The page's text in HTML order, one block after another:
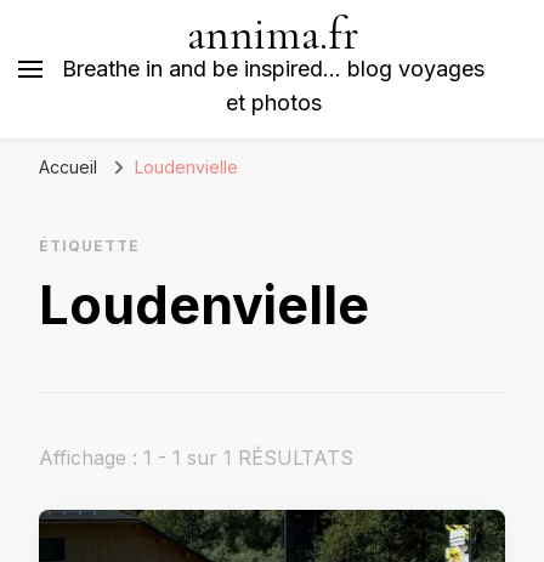
annima.fr
Breathe in and be inspired… blog voyages
et photos
Accueil Loudenvielle
ÉTIQUETTE
Loudenvielle
Affichage : 1 - 1 sur 1 RÉSULTATS